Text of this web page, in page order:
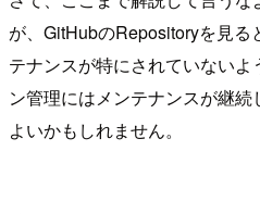
が、GitHubのRepositoryを見
テナンスが特にされていない
ン管理にはメンテナンスが継続
よいかもしれません。